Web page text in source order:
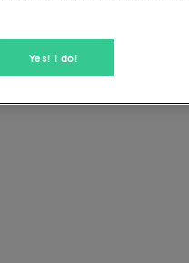
Yes! I do!